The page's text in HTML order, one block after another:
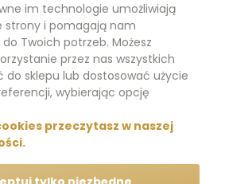
Dokumenty
perfumikpl
570 704 000
570 704 444
im technologie umożliwiają
strony i pomagają nam
Twoich potrzeb. Możesz
przez nas wszystkich
do sklepu lub dostosować użycie
wybierając opcję
przeczytasz w naszej